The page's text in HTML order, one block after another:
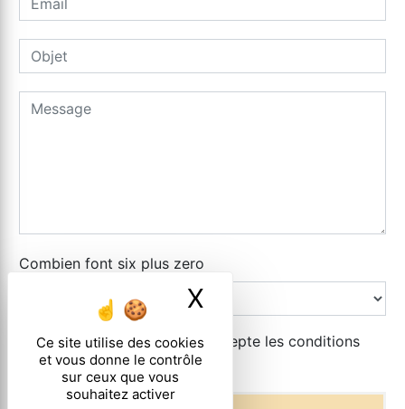
Ce site utilise des cookies
et vous donne le contrôle
sur ceux que vous
souhaitez activer
X Masquer le
Combien font six plus zero
En cochant cette case, j'accepte les conditions
particulières ci-dessous **